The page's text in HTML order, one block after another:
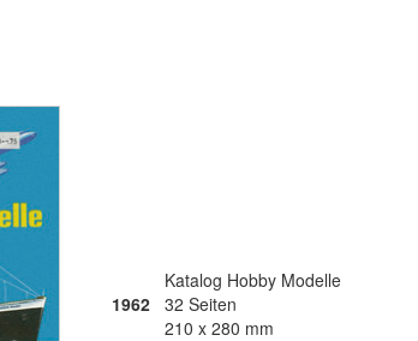
1962
Katalog Hobby Modelle
32 Seiten
210 x 280 mm